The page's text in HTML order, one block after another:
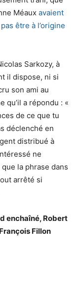
Méaux avaient
être à l’origine
Sarkozy, à
il dispose, ni si
son ami au
qu’il a répondu : «
de ce que tu
déclenché en
distribué à
ne
la phrase dans
arrêté si
enchaîné, Robert
Fillon